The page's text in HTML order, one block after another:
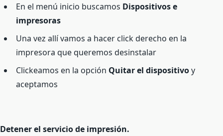
En el menú inicio buscamos Dispositivos e
impresoras
Una vez allí vamos a hacer click derecho en la
impresora que queremos desinstalar
Clickeamos en la opción Quitar el dispositivoy
aceptamos
Detener el servicio de impresión.